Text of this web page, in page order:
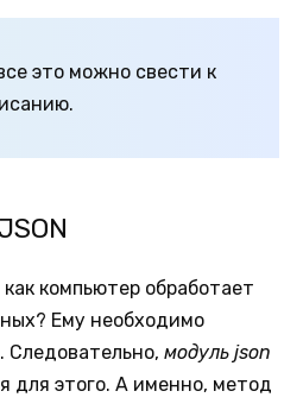
это можно свести к
компьютер обработает
Ему необходимо
Следовательно, модуль json
для этого. А именно, метод